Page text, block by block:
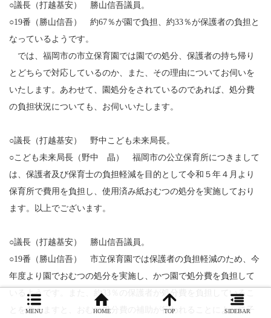
○議長（打越基安） 勝山信吾議員。
○19番（勝山信吾） 約67％が園で負担、約33％が保護者の負担と
なっているようです。
では、福岡市の市立保育園では園での処分、保護者の持ち帰り
とどちらで対応しているのか、また、その理由についてお伺いを
いたします。あわせて、園処分をされているのであれば、処分費
の負担状況についても、お伺いいたします。
○議長（打越基安） 野中こども未来局長。
○こども未来局長（野中 晶） 福岡市の公立保育所につきまして
は、保護者及び保育士の負担軽減を目的として令和５年４月より
保育所で費用を負担し、使用済み紙おむつの処分を実施しており
ます。以上でございます。
○議長（打越基安） 勝山信吾議員。
○19番（勝山信吾） 市立保育園では保護者の負担軽減のため、今
年度より園でおむつの処分を実施し、かつ園で処分費を負担して
いるようです。また、約33％の保護者が処分費を負担しているこ
とを考えますと、おむつ処分費の補助が行われることによって子
MENU HOME TOP SIDEBAR